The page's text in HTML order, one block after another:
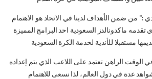
:" من ضمن الأهداف لدينا في الاتحاد هو الاهتمام
تقدمه ماكدونالدز السعودية احد البرامج المميزة
الوقت الراهن تعتمد على اللاعب الذي يتم إعداده
عدة في دول العالم، لذا نسعى للاهتمام